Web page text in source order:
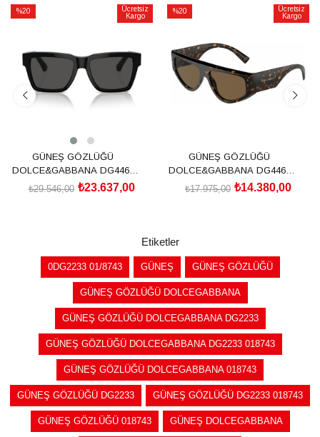
%20
Ücretsiz
Kargo
GÜNEŞ GÖZLÜĞÜ
DOLCE&GABBANA DG4465
501/8755₺23.637,00
₺29.546,00
%20
Ücretsiz
Kargo
GÜNEŞ GÖZLÜĞÜ
DOLCE&GABBANA DG4461
502/7357₺14.380,00
₺17.975,00
Etiketler
0DG2233 01/8743 GÜNEŞ GÜNEŞ GÖZLÜĞÜ
GÜNEŞ GÖZLÜĞÜ DOLCEGABBANA
GÜNEŞ GÖZLÜĞÜ DOLCEGABBANA DG2233
GÜNEŞ GÖZLÜĞÜ DOLCEGABBANA DG2233 018743
GÜNEŞ GÖZLÜĞÜ DOLCEGABBANA 018743
GÜNEŞ GÖZLÜĞÜ DG2233 GÜNEŞ GÖZLÜĞÜ DG2233 018743
GÜNEŞ GÖZLÜĞÜ 018743 GÜNEŞ DOLCEGABBANA